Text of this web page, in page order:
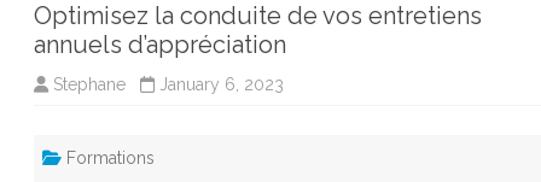
Optimisez la conduite de vos entretiens
annuels d’appréciation
Stephane January 6, 2023
Formations